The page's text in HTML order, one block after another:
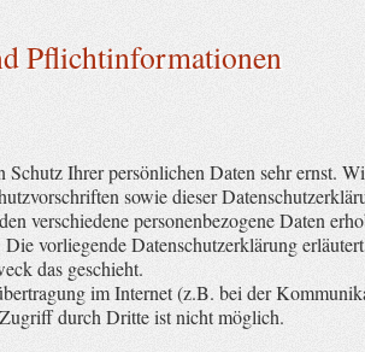
Pflichtinformationen
Ihrer persönlichen Daten sehr ernst.
sowie dieser
verschiedene personenbezogene Daten
vorliegende Datenschutzerklärung
das geschieht.
im Internet (z.B. bei der
durch Dritte ist nicht möglich.